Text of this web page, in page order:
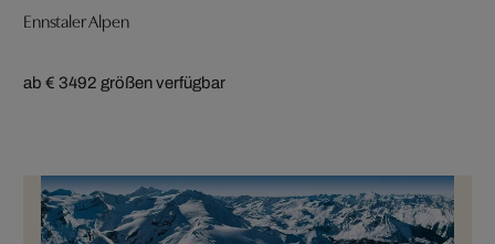
Ennstaler Alpen
ab € 3492 größen verfügbar